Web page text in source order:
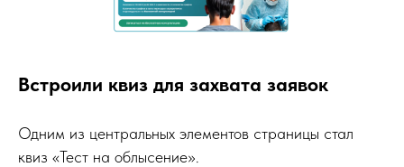
Встроили квиз для захвата заявок
Одним из центральных элементов страницы стал
квиз «Тест на облысение».